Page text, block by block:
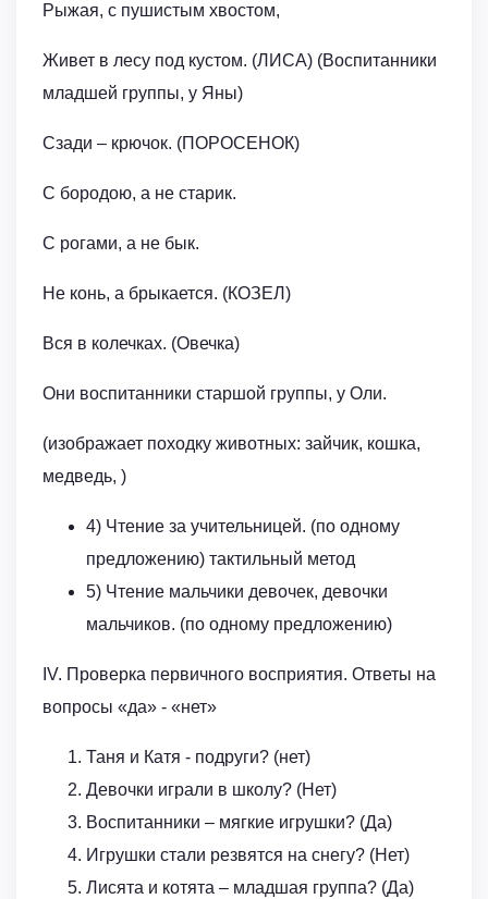
Рыжая, с пушистым хвостом,
Живет в лесу под кустом. (ЛИСА) (Воспитанники
младшей группы, у Яны)
Сзади – крючок. (ПОРОСЕНОК)
С бородою, а не старик.
С рогами, а не бык.
Не конь, а брыкается. (КОЗЕЛ)
Вся в колечках. (Овечка)
Они воспитанники старшой группы, у Оли.
(изображает походку животных: зайчик, кошка,
медведь, )
4) Чтение за учительницей. (по одному
предложению) тактильный метод
5) Чтение мальчики девочек, девочки
мальчиков. (по одному предложению)
IV. Проверка первичного восприятия. Ответы на
вопросы «да» - «нет»
Таня и Катя - подруги? (нет)
Девочки играли в школу? (Нет)
Воспитанники – мягкие игрушки? (Да)
Игрушки стали резвятся на снегу? (Нет)
Лисята и котята – младшая группа? (Да)